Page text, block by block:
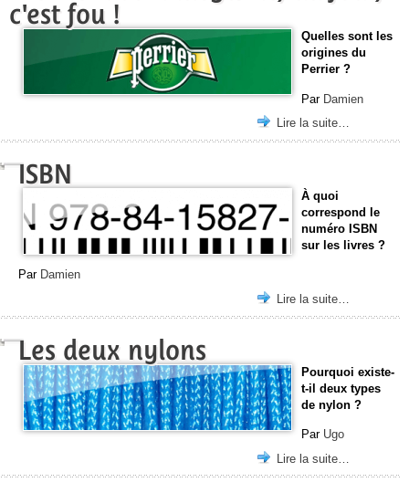
c'est fou !
Quelles sont les
origines du
Perrier ?
Par Damien
Lire la suite…
ISBN
À quoi
correspond le
numéro ISBN
sur les livres ?
Par Damien
Lire la suite…
Les deux nylons
Pourquoi existe-
t-il deux types
de nylon ?
Par Ugo
Lire la suite…